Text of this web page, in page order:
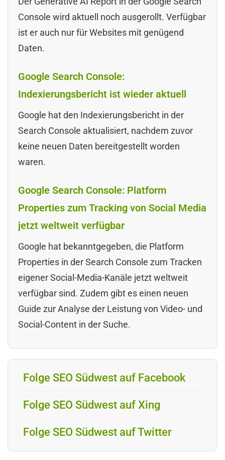
Console wird aktuell noch ausgerollt. Verfügbar
ist er auch nur für Websites mit genügend
Daten.
Google Search Console:
Indexierungsbericht ist wieder aktuell
Google hat den Indexierungsbericht in der
Search Console aktualisiert, nachdem zuvor
keine neuen Daten bereitgestellt worden
waren.
Google Search Console: Platform
Properties zum Tracking von Social Media
jetzt weltweit verfügbar
Google hat bekanntgegeben, die Platform
Properties in der Search Console zum Tracken
eigener Social-Media-Kanäle jetzt weltweit
verfügbar sind. Zudem gibt es einen neuen
Guide zur Analyse der Leistung von Video- und
Social-Content in der Suche.
Folge SEO Südwest auf Facebook
Folge SEO Südwest auf Xing
Folge SEO Südwest auf Twitter